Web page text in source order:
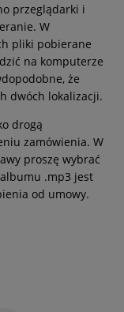
przeglądarki i
W
pliki pobierane
na komputerze
że
dwóch lokalizacji.
drogą
zamówienia. W
proszę wybrać
.mp3 jest
od umowy.